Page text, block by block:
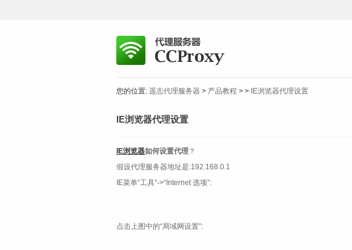
您的位置: 遥志代理服务器 > 产品教程 > > IE浏览器代理设置
IE浏览器代理设置
IE浏览器如何设置代理 ？
假设代理服务器地址是:192.168.0.1
IE菜单“工具”->“Internet 选项”:
点击上图中的“局域网设置”: